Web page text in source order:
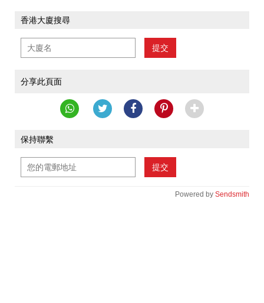
香港大廈搜尋
提交
分享此頁面
保持聯繫
提交
Powered by Sendsmith